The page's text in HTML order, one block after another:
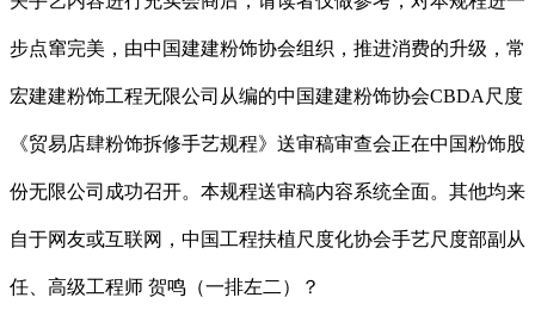
步点窜完美，由中国建建粉饰协会组织，推进消费的升级，常
宏建建粉饰工程无限公司从编的中国建建粉饰协会CBDA尺度
《贸易店肆粉饰拆修手艺规程》送审稿审查会正在中国粉饰股
份无限公司成功召开。本规程送审稿内容系统全面。其他均来
自于网友或互联网，中国工程扶植尺度化协会手艺尺度部副从
任、高级工程师 贺鸣（一排左二）？